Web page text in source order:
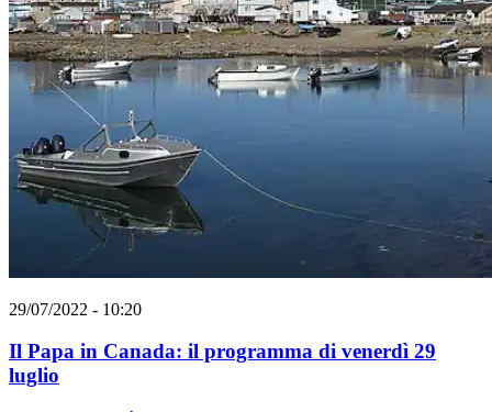
29/07/2022 - 10:20
Il Papa in Canada: il programma di venerdì 29
luglio